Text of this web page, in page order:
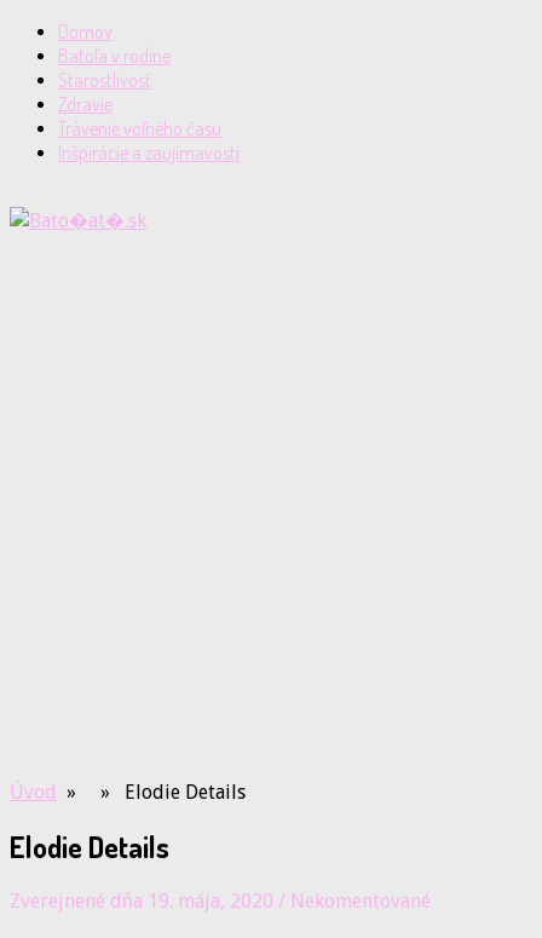
Domov
Batoľa v rodine
Starostlivosť
Zdravie
Trávenie voľného času
Inšpirácie a zaujímavosti
Úvod » » Elodie Details
Elodie Details
Zverejnené dňa 19. mája, 2020 / Nekomentované